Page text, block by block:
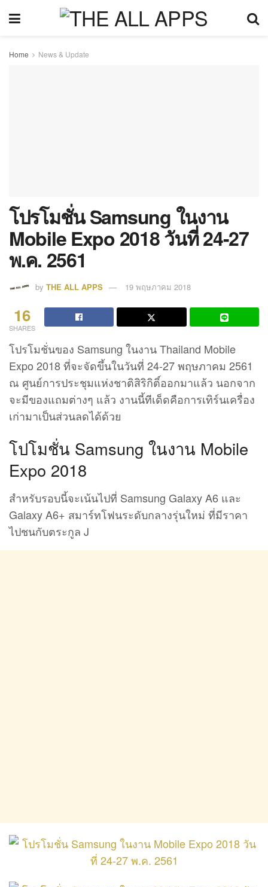
Home News & Update
โปรโมชั่น Samsung ในงาน
Mobile Expo 2018 วันที่ 24-27
พ.ค. 2561
by THE ALL APPS 19 พฤษภาคม 2018
16
SHARES
โปรโมชั่นของ Samsung ในงาน Thailand Mobile
Expo 2018 ที่จะจัดขึ้นในวันที่ 24-27 พฤษภาคม 2561
ณ ศูนย์การประชุมแห่งชาติสิริกิติ์ออกมาแล้ว นอกจาก
จะมีของแถมต่างๆ แล้ว งานนี้ทีเด็ดคือการเทิร์นเครื่อง
เก่ามาเป็นส่วนลดได้ด้วย
โปโมชั่น Samsung ในงาน Mobile
Expo 2018
สำหรับรอบนี้จะเน้นไปที่ Samsung Galaxy A6 และ
Galaxy A6+ สมาร์ทโฟนระดับกลางรุ่นใหม่ ที่มีราคา
ไปชนกับตระกูล J